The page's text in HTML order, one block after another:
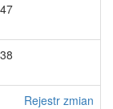
Rejestr zmian